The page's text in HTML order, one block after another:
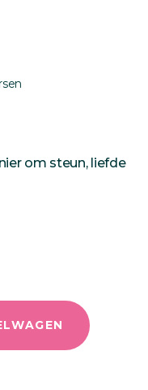
om steun, liefde